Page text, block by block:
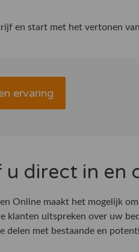
en start met het vertonen
ervaring
u direct in en
Online maakt het mogelijk
klanten uitspreken over uw
delen met bestaande en